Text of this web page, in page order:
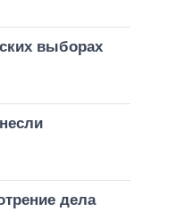
выборах
дела